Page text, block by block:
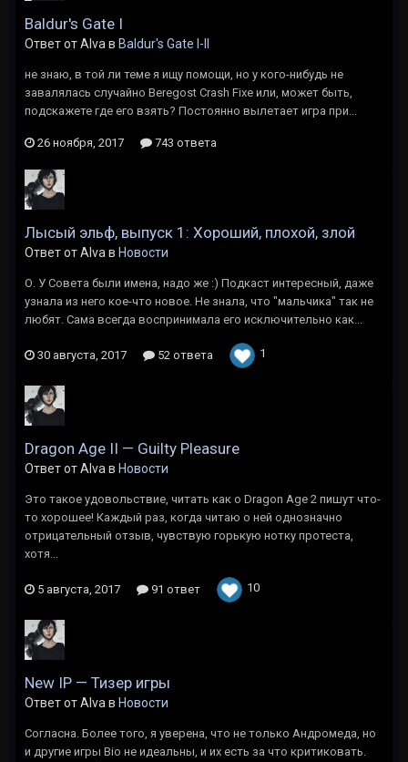
Baldur's Gate I
Ответ от Alva в Baldur's Gate I-II
не знаю, в той ли теме я ищу помощи, но у кого-нибудь не
завалялась случайно Beregost Crash Fixe или, может быть,
подскажете где его взять? Постоянно вылетает игра при...
26 ноября, 2017 743 ответа
Лысый эльф, выпуск 1: Хороший, плохой, злой
Ответ от Alva в Новости
О. У Совета были имена, надо же :) Подкаст интересный, даже
узнала из него кое-что новое. Не знала, что "мальчика" так не
любят. Сама всегда воспринимала его исключительно как...
30 августа, 2017 52 ответа 1
Dragon Age II — Guilty Pleasure
Ответ от Alva в Новости
Это такое удовольствие, читать как о Dragon Age 2 пишут что-
то хорошее! Каждый раз, когда читаю о ней однозначно
отрицательный отзыв, чувствую горькую нотку протеста,
хотя...
5 августа, 2017 91 ответ 10
New IP — Тизер игры
Ответ от Alva в Новости
Согласна. Более того, я уверена, что не только Андромеда, но
и другие игры Bio не идеальны, и их есть за что критиковать.